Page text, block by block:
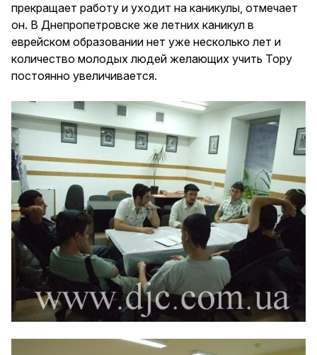
прекращает работу и уходит на каникулы, отмечает
он. В Днепропетровске же летних каникул в
еврейском образовании нет уже несколько лет и
количество молодых людей желающих учить Тору
постоянно увеличивается.